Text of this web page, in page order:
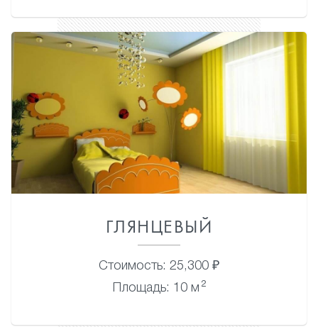
ГЛЯНЦЕВЫЙ
Стоимость: 25,300 ₽
Площадь: 10 м 2